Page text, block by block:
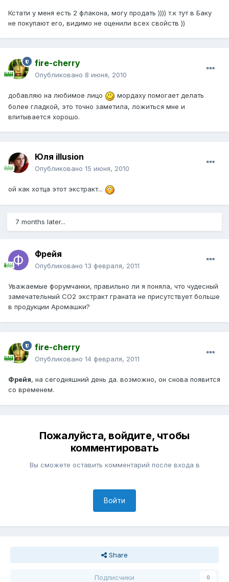
Кстати у меня есть 2 флакона, могу продать )))) т.к тут в Баку
не покупают его, видимо не оценили всех свойств ))
fire-cherry
Опубликовано 8 июня, 2010
добавляю на любимое лицо
мордаху помогает делать
более гладкой, это точно заметила, ложиться мне и
впитывается хорошо.
Юля illusion
Опубликовано 15 июня, 2010
ой как хотца этот экстракт...
7 months later...
Фрейя
Опубликовано 13 февраля, 2011
Уважаемые форумчанки, правильно ли я поняла, что чудесный
замечательный СО2 экстракт граната не присутствует больше
в продукции Аромашки?
fire-cherry
Опубликовано 14 февраля, 2011
Фрейя, на сегодняшний день да. возможно, он снова появится
со временем.
Пожалуйста, войдите, чтобы
комментировать
Вы сможете оставить комментарий после входа в
Войти
Share
Подписчики 0